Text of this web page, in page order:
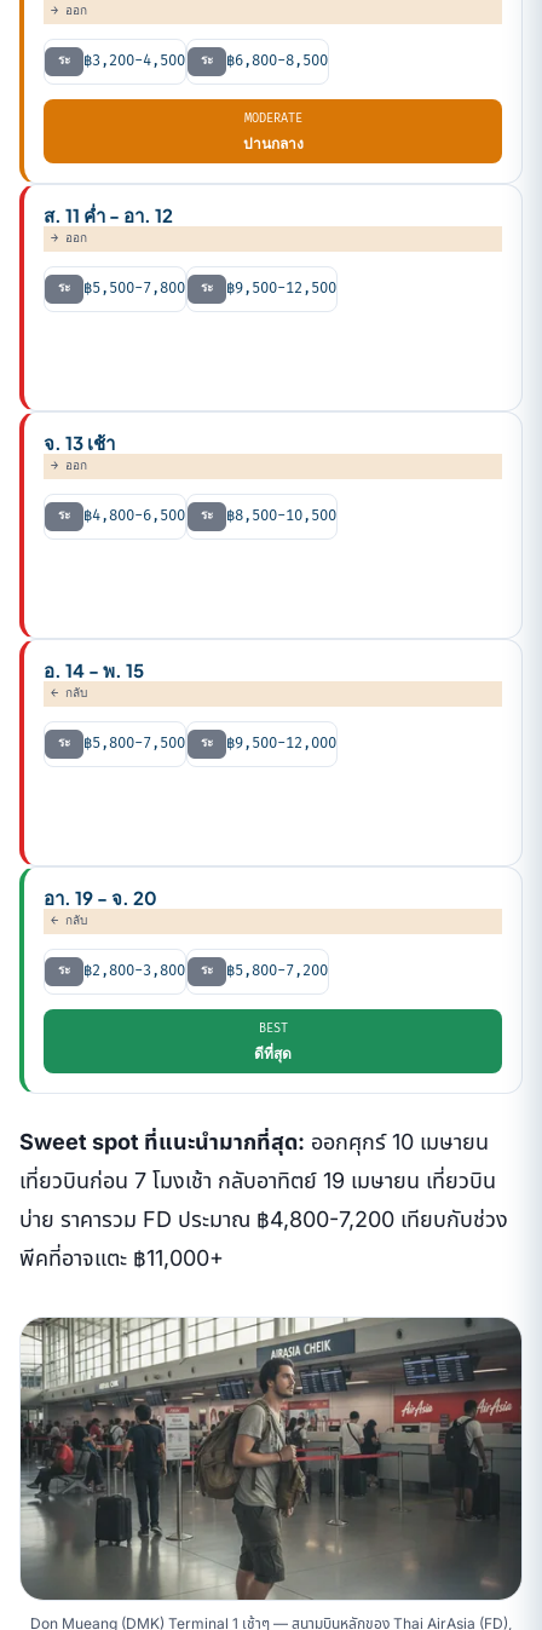
→ ออก
ระ ฿3,200-4,500 ระ ฿6,800-8,500
MODERATE
ปานกลาง
ส. 11 ค่ำ - อา. 12
→ ออก
ระ ฿5,500-7,800 ระ ฿9,500-12,500
จ. 13 เช้า
→ ออก
ระ ฿4,800-6,500 ระ ฿8,500-10,500
อ. 14 - พ. 15
← กลับ
ระ ฿5,800-7,500 ระ ฿9,500-12,000
อา. 19 - จ. 20
← กลับ
ระ ฿2,800-3,800 ระ ฿5,800-7,200
BEST
ดีที่สุด
Sweet spot ที่แนะนำมากที่สุด: ออกศุกร์ 10 เมษายน
เที่ยวบินก่อน 7 โมงเช้า กลับอาทิตย์ 19 เมษายน เที่ยวบิน
บ่าย ราคารวม FD ประมาณ ฿4,800-7,200 เทียบกับช่วง
พีคที่อาจแตะ ฿11,000+
Don Mueang (DMK) Terminal 1 เช้าๆ — สนามบินหลักของ Thai AirAsia (FD),